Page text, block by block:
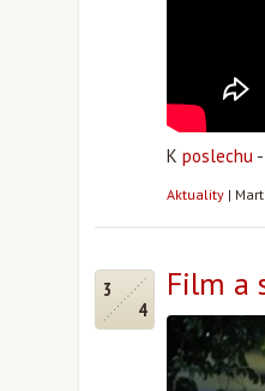
K poslechu
Aktuality |
3
4
Film a